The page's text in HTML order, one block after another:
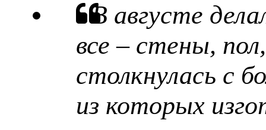
В августе
все – стены,
столкнулась с
из которых